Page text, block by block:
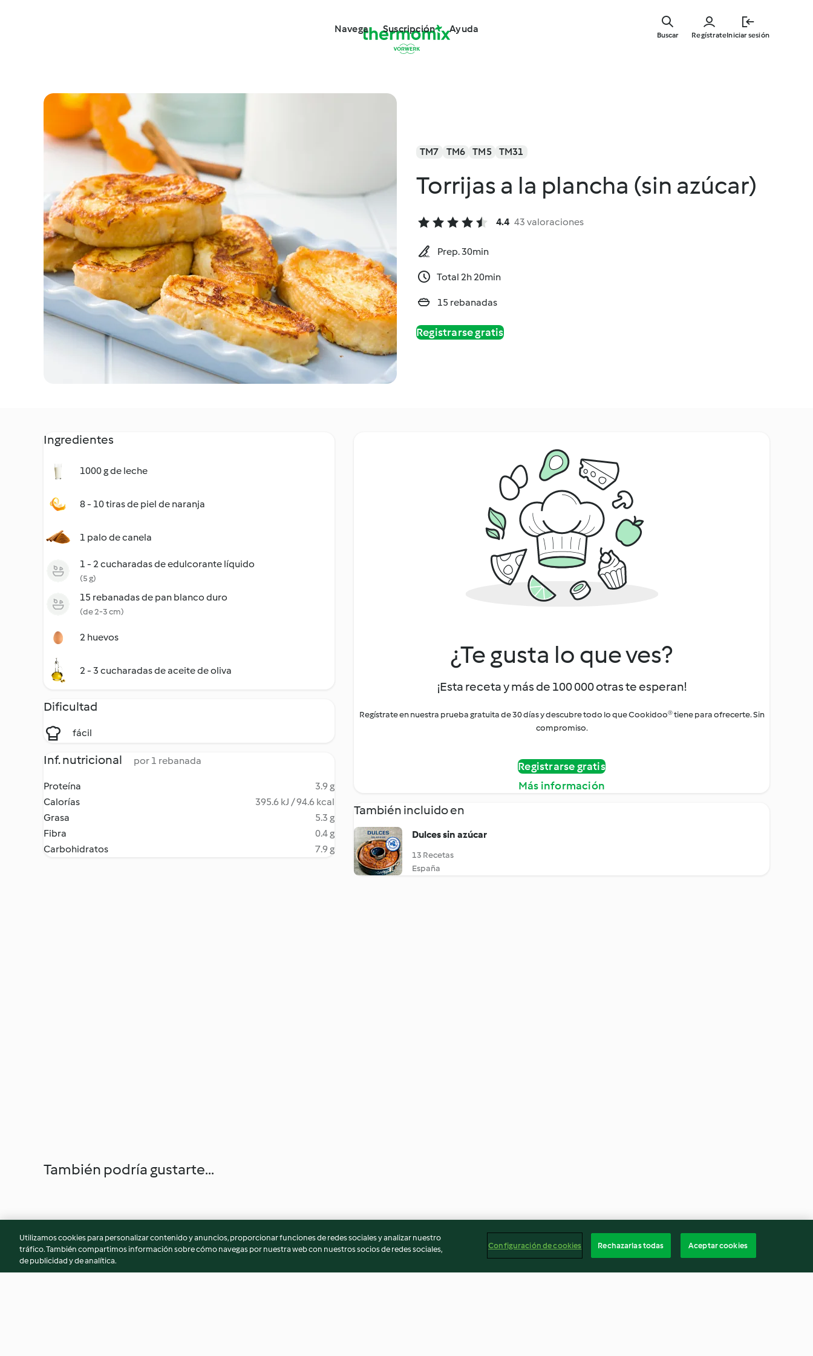
Navega Suscripción Ayuda
RegístrateIniciar sesión
Buscar
TM7 TM6 TM5 TM31
Torrijas a la plancha (sin azúcar)
4.4 43 valoraciones
Prep. 30min
Total 2h 20min
15 rebanadas
Registrarse gratis
Ingredientes
1000 g de leche
8 - 10 tiras de piel de naranja
1 palo de canela
1 - 2 cucharadas de edulcorante líquido
(5 g)
15 rebanadas de pan blanco duro
(de 2-3 cm)
2 huevos
2 - 3 cucharadas de aceite de oliva
Dificultad
fácil
Inf. nutricional por 1 rebanada
Proteína
3.9 g
Calorías
395.6 kJ / 94.6 kcal
Grasa
5.3 g
Fibra
0.4 g
Carbohidratos
7.9 g
¿Te gusta lo que ves?
¡Esta receta y más de 100 000 otras te esperan!
Regístrate en nuestra prueba gratuita de 30 días y descubre todo lo que Cookidoo® tiene para ofrecerte. Sin
compromiso.
Registrarse gratis
Más información
También incluido en
Dulces sin azúcar
13 Recetas
España
También podría gustarte...
Utilizamos cookies para personalizar contenido y anuncios, proporcionar funciones de redes sociales y analizar nuestro
tráfico. También compartimos información sobre cómo navegas por nuestra web con nuestros socios de redes sociales,
de publicidad y de analítica.
Configuración de cookies Rechazarlas todas Aceptar cookies